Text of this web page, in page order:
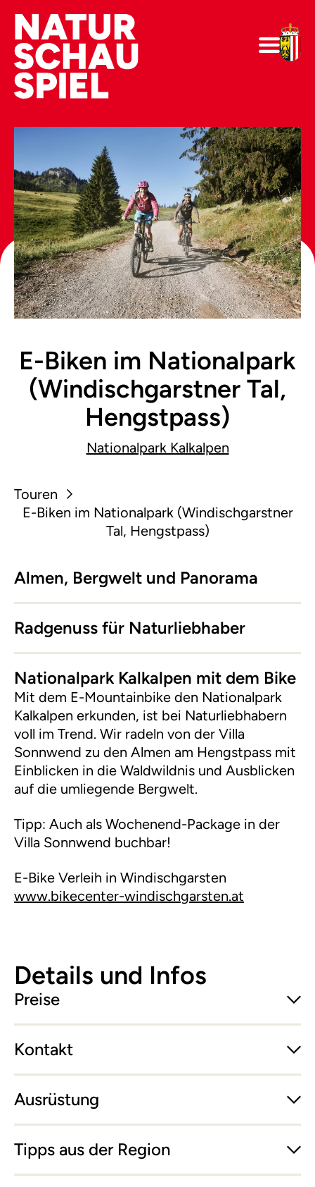
E-Biken im Nationalpark
(Windischgarstner Tal,
Hengstpass)
Nationalpark Kalkalpen
Touren
E-Biken im Nationalpark (Windischgarstner
Tal, Hengstpass)
Almen, Bergwelt und Panorama
Radgenuss für Naturliebhaber
Nationalpark Kalkalpen mit dem Bike
Mit dem E-Mountainbike den Nationalpark
Kalkalpen erkunden, ist bei Naturliebhabern
voll im Trend. Wir radeln von der Villa
Sonnwend zu den Almen am Hengstpass mit
Einblicken in die Waldwildnis und Ausblicken
auf die umliegende Bergwelt.
Tipp: Auch als Wochenend-Package in der
Villa Sonnwend buchbar!
E-Bike Verleih in Windischgarsten
www.bikecenter-windischgarsten.at
Details und Infos
Preise
Kontakt
Ausrüstung
Tipps aus der Region